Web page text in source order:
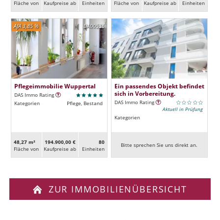
Fläche von Kaufpreise ab Ein­heiten Fläche von Kaufpreise ab Ein­heiten
DA00536
AfA 3,85 %
Pflegeimmobilie Wuppertal
DAS Immo Rating
Kategorien
Pflege, Bestand
48,27 m²
Fläche von
194.900,00 €
Kaufpreise ab
80
Ein­heiten
Ein passendes Objekt befindet
sich in Vorbereitung.
DAS Immo Rating
Aktuell in Prüfung
Kategorien
Bitte sprechen Sie uns direkt an.
ZUR IMMOBILIENÜBERSICHT